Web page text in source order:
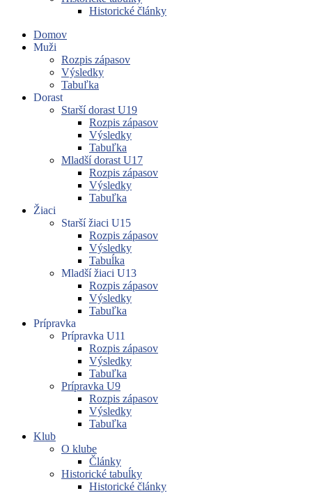
Historické články
Domov
Muži
Rozpis zápasov
Výsledky
Tabuľka
Dorast
Starší dorast U19
Rozpis zápasov
Výsledky
Tabuľka
Mladší dorast U17
Rozpis zápasov
Výsledky
Tabuľka
Žiaci
Starší žiaci U15
Rozpis zápasov
Výsledky
Tabuĺka
Mladší žiaci U13
Rozpis zápasov
Výsledky
Tabuľka
Prípravka
Prípravka U11
Rozpis zápasov
Výsledky
Tabuľka
Prípravka U9
Rozpis zápasov
Výsledky
Tabuľka
Klub
O klube
Články
Historické tabuĺky
Historické články